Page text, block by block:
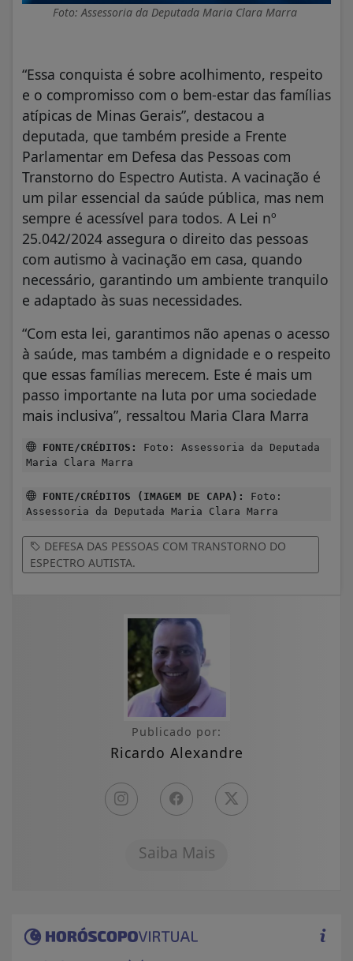
Foto: Assessoria da Deputada Maria Clara Marra
“Essa conquista é sobre acolhimento, respeito
e o compromisso com o bem-estar das famílias
atípicas de Minas Gerais”, destacou a
deputada, que também preside a Frente
Parlamentar em Defesa das Pessoas com
Transtorno do Espectro Autista. A vacinação é
um pilar essencial da saúde pública, mas nem
sempre é acessível para todos. A Lei nº
25.042/2024 assegura o direito das pessoas
com autismo à vacinação em casa, quando
necessário, garantindo um ambiente tranquilo
e adaptado às suas necessidades.
“Com esta lei, garantimos não apenas o acesso
à saúde, mas também a dignidade e o respeito
que essas famílias merecem. Este é mais um
passo importante na luta por uma sociedade
mais inclusiva”, ressaltou Maria Clara Marra
FONTE/CRÉDITOS:
Foto: Assessoria da Deputada
Maria Clara Marra
FONTE/CRÉDITOS (IMAGEM DE CAPA):
Foto:
Assessoria da Deputada Maria Clara Marra
DEFESA DAS PESSOAS COM TRANSTORNO DO
ESPECTRO AUTISTA.
Publicado por:
Ricardo Alexandre
Saiba Mais